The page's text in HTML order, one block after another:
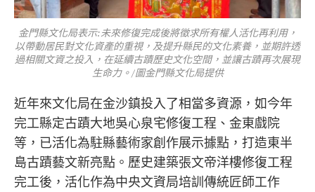
金門縣文化局表示:未來修復完成後將徵求所有權人活化再利用，
以帶動居民對文化資產的重視，及提升縣民的文化素養，並期許透
過相關文資之投入，在延續古蹟歷史文化空間，並讓古蹟再次展現
生命力。/圖金門縣文化局提供
近年來文化局在金沙鎮投入了相當多資源，如今年
完工縣定古蹟大地吳心泉宅修復工程、金東戲院
等，已活化為駐縣藝術家創作展示據點，打造東半
島古蹟藝文新亮點。歷史建築張文帝洋樓修復工程
完工後，活化作為中央文資局培訓傳統匠師工作